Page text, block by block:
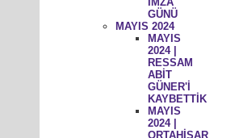
GÜNÜ
MAYIS 2024
MAYIS
2024 |
RESSAM
ABİT
GÜNER'İ
KAYBETTİK
MAYIS
2024 |
ORTAHİSAR